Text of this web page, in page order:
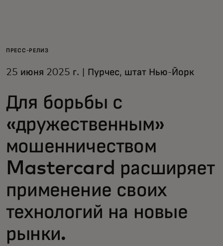
Для бизнеса
Для новаторов
Новости и тренды
ПРЕСС-РЕЛИЗ
25 июня 2025 г. | Пурчес, штат Нью-Йорк
Для борьбы с
«дружественным»
мошенничеством
Mastercard расширяет
применение своих
технологий на новые
рынки.